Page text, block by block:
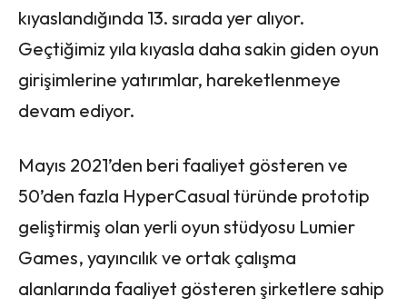
kıyaslandığında 13. sırada yer alıyor.
Geçtiğimiz yıla kıyasla daha sakin giden oyun
girişimlerine yatırımlar, hareketlenmeye
devam ediyor.
Mayıs 2021’den beri faaliyet gösteren ve
50’den fazla HyperCasual türünde prototip
geliştirmiş olan yerli oyun stüdyosu Lumier
Games, yayıncılık ve ortak çalışma
alanlarında faaliyet gösteren şirketlere sahip